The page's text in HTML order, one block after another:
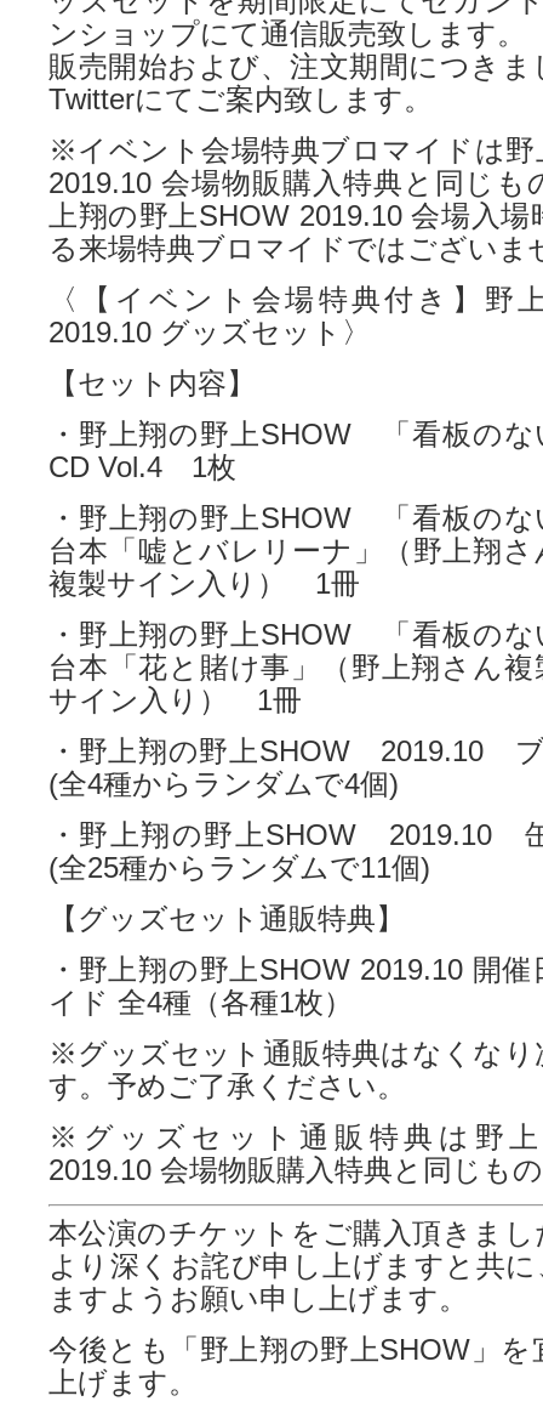
ンショップにて通信販売致します。
販売開始および、注文期間につき
Twitterにてご案内致します。
※イベント会場特典ブロマイドは野
2019.10 会場物販購入特典と同じ
上翔の野上SHOW 2019.10 会場入
る来場特典ブロマイドではございま
〈【イベント会場特典付き】野
2019.10 グッズセット〉
【セット内容】
・野上翔の野上SHOW 「看板のな
CD Vol.4 1枚
・野上翔の野上SHOW 「看板のな
台本「嘘とバレリーナ」（野上翔
複製サイン入り） 1冊
・野上翔の野上SHOW 「看板のな
台本「花と賭け事」（野上翔さん
サイン入り） 1冊
・野上翔の野上SHOW
(全4種からランダムで4個)
・野上翔の野上SHOW
(全25種からランダムで11個)
【グッズセット通販特典】
・野上翔の野上SHOW 2019.10 開
イド 全4種（各種1枚）
※グッズセット通販特典はなくなり
す。予めご了承ください。
※グッズセット通販特典は野上
2019.10 会場物販購入特典と同じも
本公演のチケットをご購入頂きま
より深くお詫び申し上げますと共
ますようお願い申し上げます。
今後とも「野上翔の野上SHOW」
上げます。